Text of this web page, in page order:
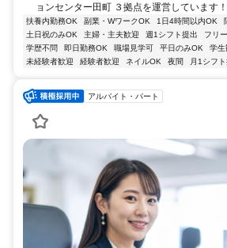
ョンセンター田町 ３拠点を運営しています
扶養内勤務OK 副業・WワークOK 1日4時間以内OK
土日祝のみOK
主婦・主夫歓迎 週1シフト提出 フリ
学歴不問
即日勤務OK 職場見学可 平日のみOK 学生
未経験者歓迎
経験者歓迎 ネイルOK 夜間 月1シフ
アルバイト・パート